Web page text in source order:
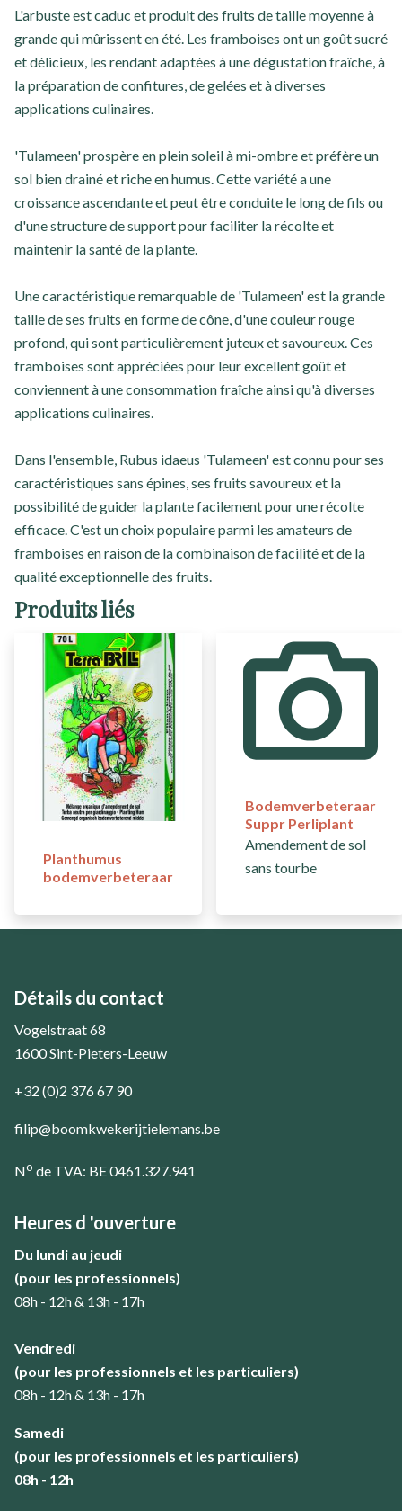
L'arbuste est caduc et produit des fruits de taille moyenne à
grande qui mûrissent en été. Les framboises ont un goût sucré
et délicieux, les rendant adaptées à une dégustation fraîche, à
la préparation de confitures, de gelées et à diverses
applications culinaires.
'Tulameen' prospère en plein soleil à mi-ombre et préfère un
sol bien drainé et riche en humus. Cette variété a une
croissance ascendante et peut être conduite le long de fils ou
d'une structure de support pour faciliter la récolte et
maintenir la santé de la plante.
Une caractéristique remarquable de 'Tulameen' est la grande
taille de ses fruits en forme de cône, d'une couleur rouge
profond, qui sont particulièrement juteux et savoureux. Ces
framboises sont appréciées pour leur excellent goût et
conviennent à une consommation fraîche ainsi qu'à diverses
applications culinaires.
Dans l'ensemble, Rubus idaeus 'Tulameen' est connu pour ses
caractéristiques sans épines, ses fruits savoureux et la
possibilité de guider la plante facilement pour une récolte
efficace. C'est un choix populaire parmi les amateurs de
framboises en raison de la combinaison de facilité et de la
qualité exceptionnelle des fruits.
Produits liés
Planthumus
bodemverbeteraar
Bodemverbeteraar
Suppr Perliplant
Amendement de sol
sans tourbe
Détails du contact
Vogelstraat 68
1600 Sint-Pieters-Leeuw
+32 (0)2 376 67 90
filip@boomkwekerijtielemans.be
No de TVA: BE 0461.327.941
Heures d 'ouverture
Du lundi au jeudi
(pour les professionnels)
08h - 12h & 13h - 17h
Vendredi
(pour les professionnels et les particuliers)
08h - 12h & 13h - 17h
Samedi
(pour les professionnels et les particuliers)
08h - 12h